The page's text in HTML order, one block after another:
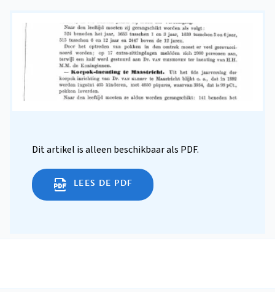
Dit artikel is alleen beschikbaar als PDF.
LEES DE PDF